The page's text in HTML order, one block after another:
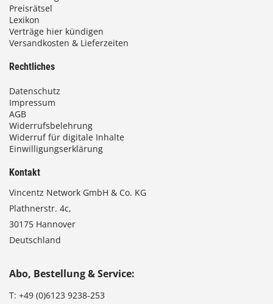
Preisrätsel
Lexikon
Verträge hier kündigen
Versandkosten & Lieferzeiten
Rechtliches
Datenschutz
Impressum
AGB
Widerrufsbelehrung
Widerruf für digitale Inhalte
Einwilligungserklärung
Kontakt
Vincentz Network GmbH & Co. KG
Plathnerstr. 4c,
30175 Hannover
Deutschland
Abo, Bestellung & Service:
T: +49 (0)6123 9238-253